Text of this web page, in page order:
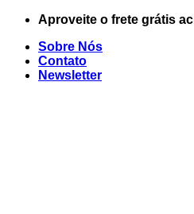
Skip
content
Aproveite o frete grátis
Sobre Nós
Contato
Newsletter